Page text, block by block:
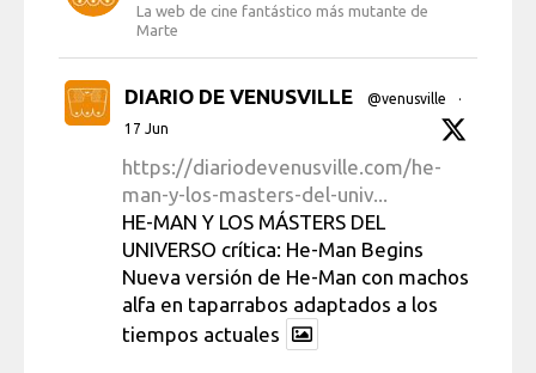
La web de cine fantástico más mutante de
Marte
DIARIO DE VENUSVILLE @venusville
·
17 Jun
https://diariodevenusville.com/he-
man-y-los-masters-del-univ...
HE-MAN Y LOS MÁSTERS DEL
UNIVERSO crítica: He-Man Begins
Nueva versión de He-Man con machos
alfa en taparrabos adaptados a los
tiempos actuales